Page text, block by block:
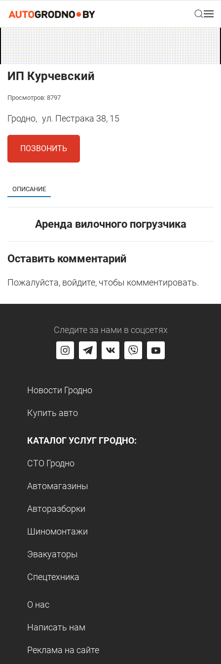
ИП Курчевский
Просмотров: 8797
Гродно, ул. Пестрака 38, 15
ПОЗВОНИТЬ
ОПИСАНИЕ
Аренда вилочного погрузчика
Оставить комментарий
Пожалуйста, войдите, чтобы комментировать.
Следите за нами в соцсетях
Новости Гродно
Купить авто
КАТАЛОГ УСЛУГ ГРОДНО:
СТО Гродно
Автомагазины
Авторазборки
Шиномонтажи
Эвакуаторы
Спецтехника
О нас
Написать нам
Реклама на сайте